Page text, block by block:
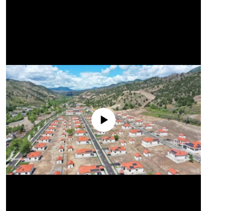
No media source currently available